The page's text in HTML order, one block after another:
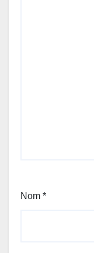
Nom *